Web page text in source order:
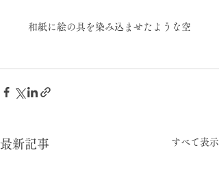
和紙に絵の具を染み込ませたような空
最新記事 すべて表示